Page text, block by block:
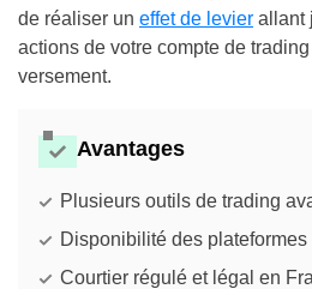
de réaliser un effet de levier allant
actions de votre compte de
versement.
Avantages
Plusieurs outils de trading
Disponibilité des plateformes
Courtier régulé et légal en